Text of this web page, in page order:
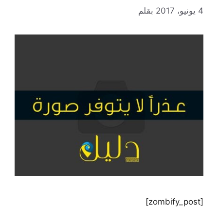
4 يونيو، 2017 بقلم
[zombify_post]